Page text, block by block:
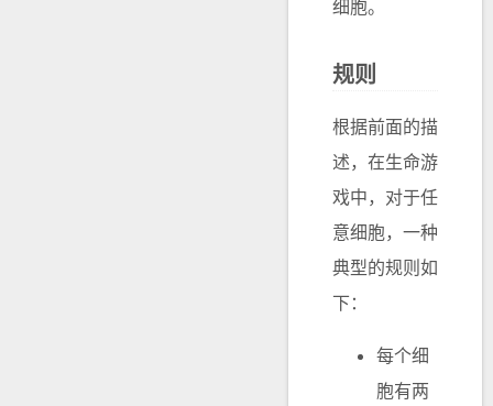
细胞。
规则
根据前面的描
述，在生命游
戏中，对于任
意细胞，一种
典型的规则如
下：
每个细
胞有两